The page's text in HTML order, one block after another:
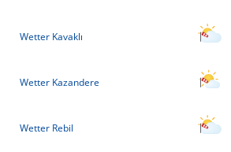
Wetter Kavaklı
Wetter Kazandere
Wetter Rebil